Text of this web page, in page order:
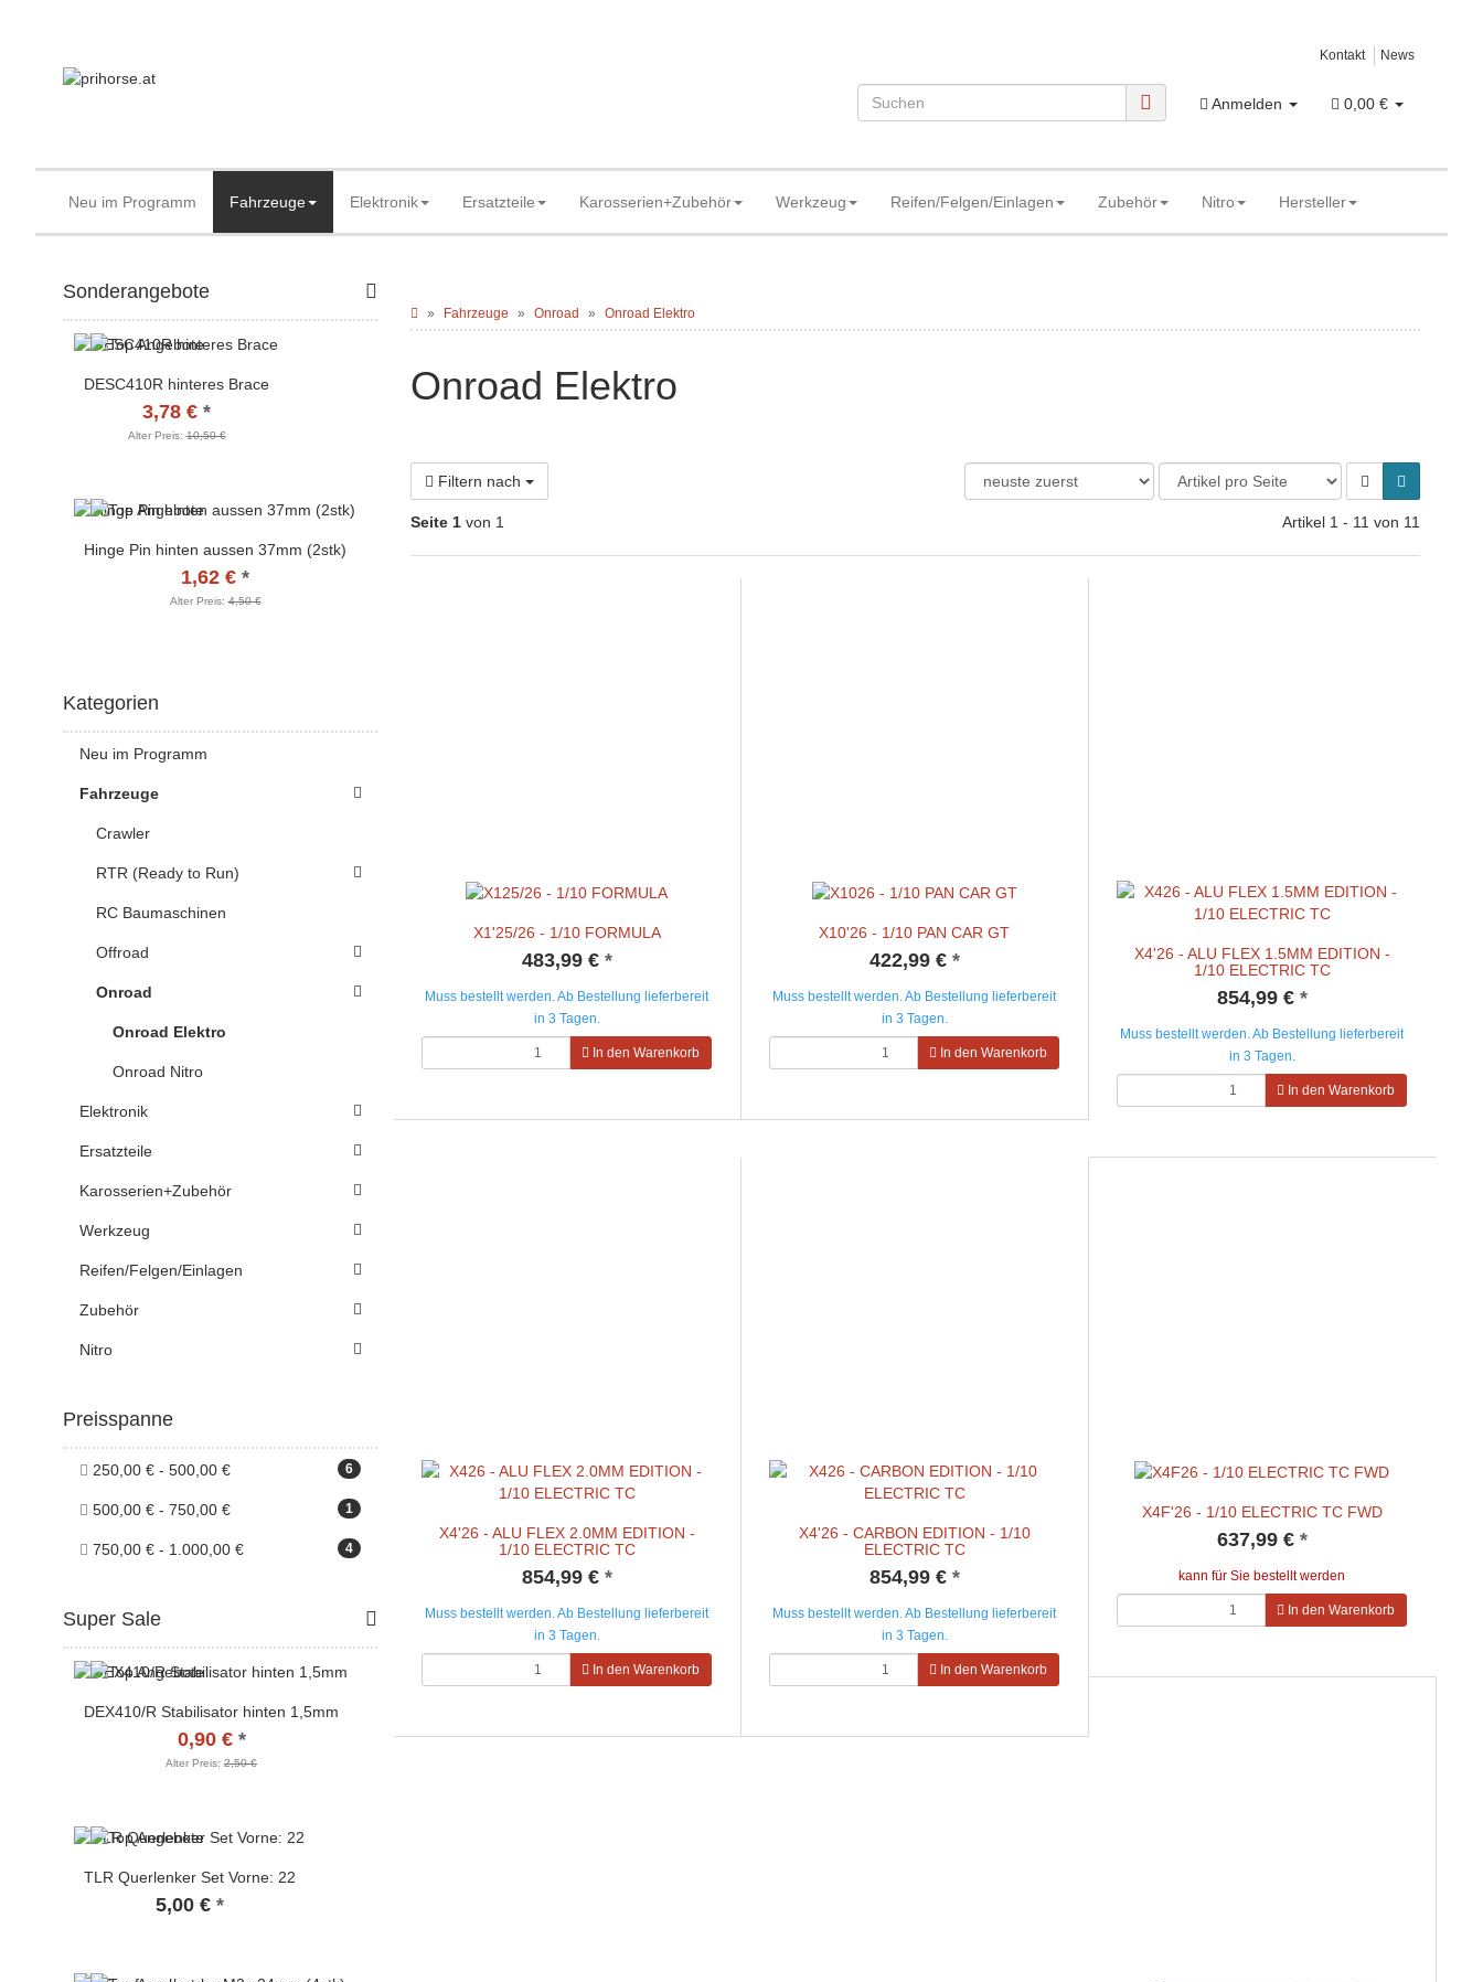
Kontakt News
Anmelden 0,00 €
Neu im Programm Fahrzeuge Elektronik Ersatzteile Karosserien+Zubehör Werkzeug Reifen/Felgen/Einlagen Zubehör Nitro Hersteller
Fahrzeuge Onroad Onroad Elektro
Onroad Elektro
Filtern nach
Seite 1 von 1 Artikel 1 - 11 von 11
X1'25/26 - 1/10 FORMULA
483,99 € *
Muss bestellt werden. Ab Bestellung lieferbereit
in 3 Tagen.
In den Warenkorb
X10'26 - 1/10 PAN CAR GT
422,99 € *
Muss bestellt werden. Ab Bestellung lieferbereit
in 3 Tagen.
In den Warenkorb
X4'26 - ALU FLEX 1.5MM EDITION -
1/10 ELECTRIC TC
854,99 € *
Muss bestellt werden. Ab Bestellung lieferbereit
in 3 Tagen.
In den Warenkorb
X4'26 - ALU FLEX 2.0MM EDITION -
1/10 ELECTRIC TC
854,99 € *
Muss bestellt werden. Ab Bestellung lieferbereit
in 3 Tagen.
In den Warenkorb
X4'26 - CARBON EDITION - 1/10
ELECTRIC TC
854,99 € *
Muss bestellt werden. Ab Bestellung lieferbereit
in 3 Tagen.
In den Warenkorb
X4F'26 - 1/10 ELECTRIC TC FWD
637,99 € *
kann für Sie bestellt werden
In den Warenkorb
Sonderangebote
DESC410R hinteres Brace
3,78 € *
Alter Preis:10,50 €
Hinge Pin hinten aussen 37mm (2stk)
1,62 € *
Alter Preis:4,50 €
Kategorien
Neu im Programm
Fahrzeuge
Crawler
RTR (Ready to Run)
RC Baumaschinen
Offroad
Onroad
Onroad Elektro
Onroad Nitro
Elektronik
Ersatzteile
Karosserien+Zubehör
Werkzeug
Reifen/Felgen/Einlagen
Zubehör
Nitro
Preisspanne
6
250,00 € - 500,00 €
1
500,00 € - 750,00 €
4
750,00 € - 1.000,00 €
Super Sale
DEX410/R Stabilisator hinten 1,5mm
0,90 € *
Alter Preis: 2,50 €
TLR Querlenker Set Vorne: 22
5,00 € *